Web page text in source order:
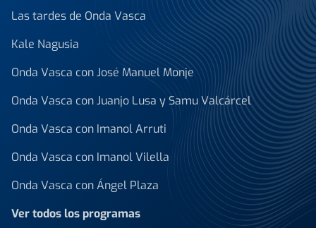
Las tardes de Onda Vasca
Kale Nagusia
Onda Vasca con José Manuel Monje
Onda Vasca con Juanjo Lusa y Samu Valcárcel
Onda Vasca con Imanol Arruti
Onda Vasca con Imanol Vilella
Onda Vasca con Ángel Plaza
Ver todos los programas